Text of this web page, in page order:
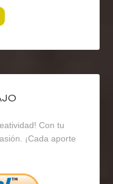
Con tu
¡Cada aporte